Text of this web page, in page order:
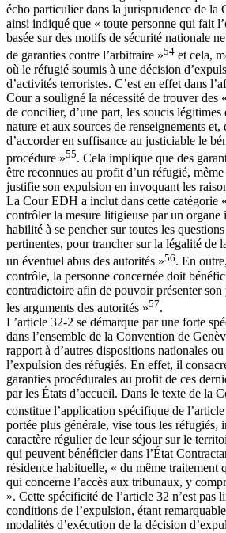
écho particulier dans la jurisprudence de
ainsi indiqué que « toute personne qui fait
basée sur des motifs de sécurité nationale
de garanties contre l’arbitraire »54 et cela,
où le réfugié soumis à une décision
d’activités terroristes. C’est en effet dans
Cour a souligné la nécessité de trouver des
de concilier, d’une part, les soucis légitimes
nature et aux sources de renseignements et,
d’accorder en suffisance au justiciable le
procédure »55. Cela implique que des
être reconnues au profit d’un réfugié,
justifie son expulsion en invoquant les
La Cour EDH a inclut dans cette catégorie
contrôler la mesure litigieuse par un organe
habilité à se pencher sur toutes les
pertinentes, pour trancher sur la légalité de
un éventuel abus des autorités »56. En
contrôle, la personne concernée doit
contradictoire afin de pouvoir présenter
les arguments des autorités »57.
L’article 32-2 se démarque par une forte
dans l’ensemble de la Convention de
rapport à d’autres dispositions nationales
l’expulsion des réfugiés. En effet, il
garanties procédurales au profit de ces
par les États d’accueil. Dans le texte de la
constitue l’application spécifique de
portée plus générale, vise tous les réfugiés,
caractère régulier de leur séjour sur le
qui peuvent bénéficier dans l’État
résidence habituelle, « du même traitement
qui concerne l’accès aux tribunaux, y
». Cette spécificité de l’article 32 n’est pas
conditions de l’expulsion, étant
modalités d’exécution de la décision